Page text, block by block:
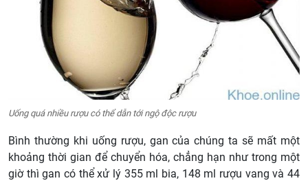
Uống quá nhiều rượu có thể dẫn tới ngộ độc rượu
Bình thường khi uống rượu, gan của chúng ta sẽ mất một
khoảng thời gian để chuyển hóa, chẳng hạn như trong một
giờ thì gan có thể xử lý 355 ml bia, 148 ml rượu vang và 44